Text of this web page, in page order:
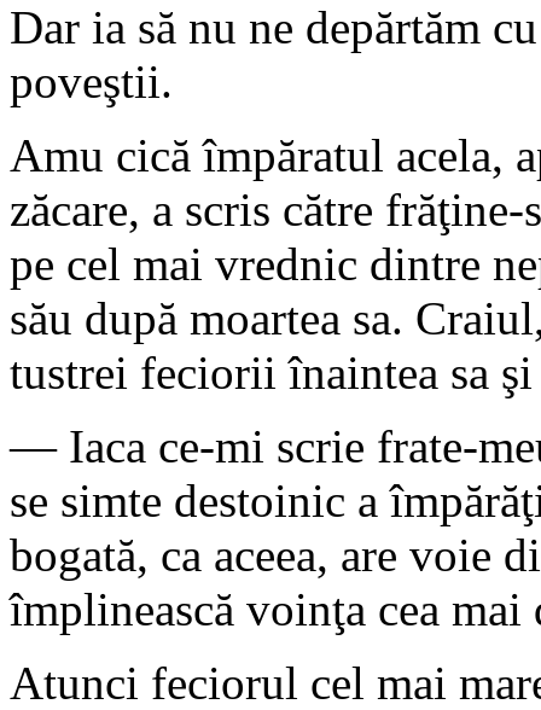
Dar ia să nu ne depărtăm
poveştii.
Amu cică împăratul acela,
zăcare, a scris către
pe cel mai vrednic dintre
său după moartea sa.
tustrei feciorii înaintea sa
— Iaca ce-mi scrie frate-
se simte destoinic a
bogată, ca aceea, are voie
împlinească voinţa cea
Atunci feciorul cel mai